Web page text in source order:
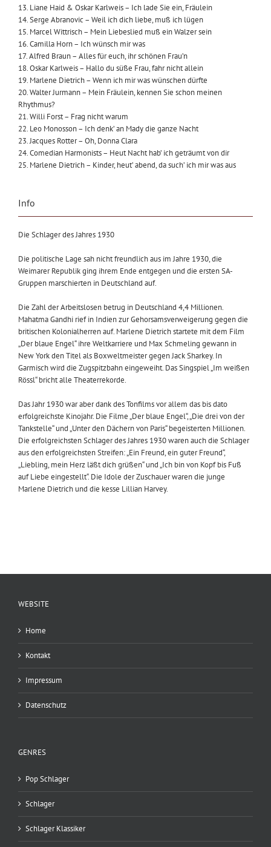
13. Liane Haid & Oskar Karlweis – Ich lade Sie ein, Fräulein
14. Serge Abranovic – Weil ich dich liebe, muß ich lügen
15. Marcel Wittrisch – Mein Liebeslied muß ein Walzer sein
16. Camilla Horn – Ich wünsch mir was
17. Alfred Braun – Alles für euch, ihr schönen Frau’n
18. Oskar Karlweis – Hallo du süße Frau, fahr nicht allein
19. Marlene Dietrich – Wenn ich mir was wünschen dürfte
20. Walter Jurmann – Mein Fräulein, kennen Sie schon meinen
Rhythmus?
21. Willi Forst – Frag nicht warum
22. Leo Monosson – Ich denk’ an Mady die ganze Nacht
23. Jacques Rotter – Oh, Donna Clara
24. Comedian Harmonists – Heut Nacht hab’ ich geträumt von dir
25. Marlene Dietrich – Kinder, heut’ abend, da such’ ich mir was aus
Info
Die Schlager des Jahres 1930
Die politische Lage sah nicht freundlich aus im Jahre 1930, die
Weimarer Republik ging ihrem Ende entgegen und die ersten SA-
Gruppen marschierten in Deutschland auf.
Die Zahl der Arbeitslosen betrug in Deutschland 4,4 Millionen.
Mahatma Gandhi rief in Indien zur Gehorsamsverweigerung gegen die
britischen Kolonialherren auf. Marlene Dietrich startete mit dem Film
„Der blaue Engel“ ihre Weltkarriere und Max Schmeling gewann in
New York den Titel als Boxweltmeister gegen Jack Sharkey. In
Garmisch wird die Zugspitzbahn eingeweiht. Das Singspiel „Im weißen
Rössl“ bricht alle Theaterrekorde.
Das Jahr 1930 war aber dank des Tonfilms vor allem das bis dato
erfolgreichste Kinojahr. Die Filme „Der blaue Engel“, „Die drei von der
Tankstelle“ und „Unter den Dächern von Paris“ begeisterten Millionen.
Die erfolgreichsten Schlager des Jahres 1930 waren auch die Schlager
aus den erfolgreichsten Streifen: „Ein Freund, ein guter Freund“,
„Liebling, mein Herz läßt dich grüßen“ und „Ich bin von Kopf bis Fuß
auf Liebe eingestellt“. Die Idole der Zuschauer waren die junge
Marlene Dietrich und die kesse Lillian Harvey.
WEBSITE
Home
Kontakt
Impressum
Datenschutz
GENRES
Pop Schlager
Schlager
Schlager Klassiker